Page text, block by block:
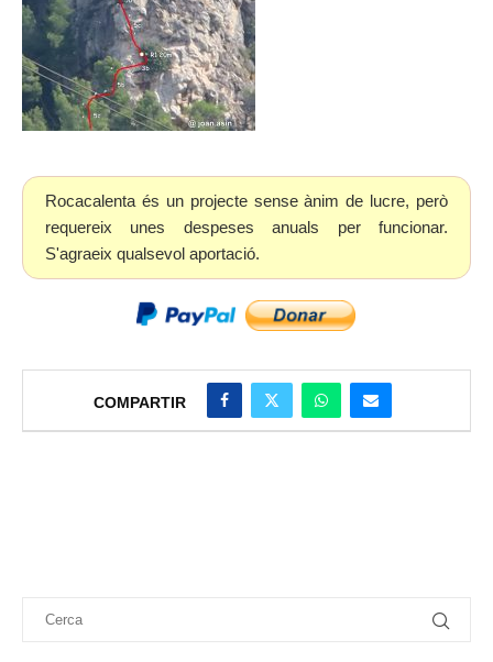
Rocacalenta és un projecte sense ànim de lucre, però
requereix unes despeses anuals per funcionar.
S'agraeix qualsevol aportació.
COMPARTIR